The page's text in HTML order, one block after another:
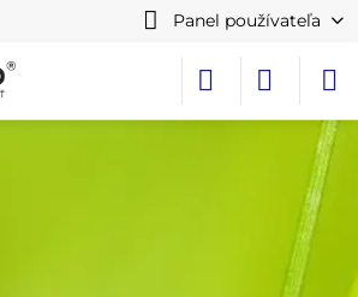
Panel používateľa